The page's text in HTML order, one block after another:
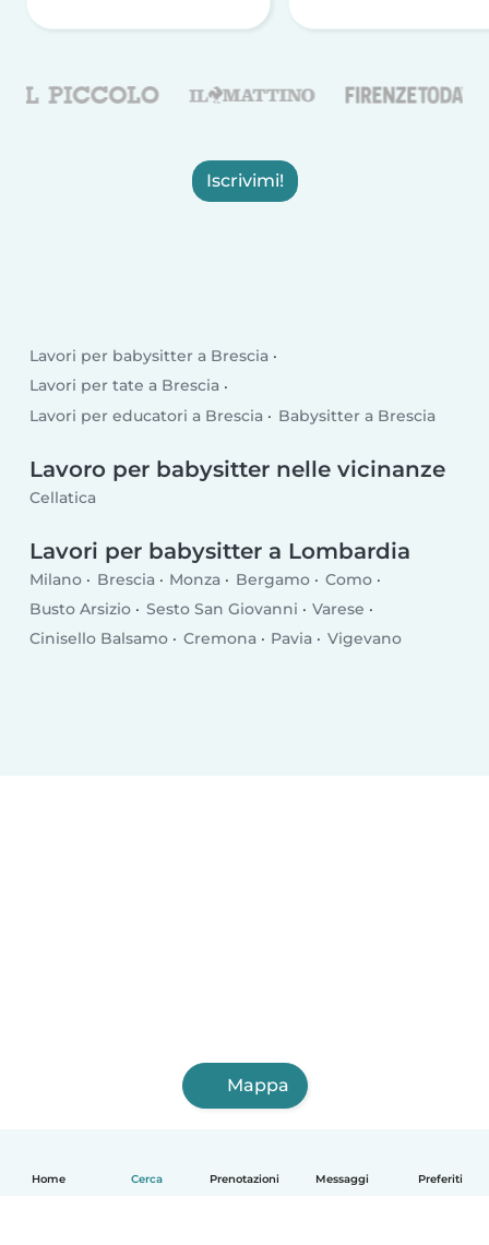
Home Cerca Prenotazioni Messaggi Preferiti
Iscrivimi!
Lavori per babysitter a Brescia
Lavori per tate a Brescia
Lavori per educatori a Brescia
Babysitter a Brescia
Lavoro per babysitter nelle vicinanze
Cellatica
Lavori per babysitter a Lombardia
Milano Brescia Monza Bergamo
Como
Busto Arsizio
Sesto San Giovanni
Varese
Cinisello Balsamo
Cremona Pavia Vigevano
Mappa